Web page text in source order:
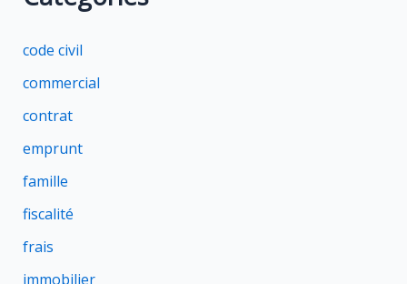
code civil
commercial
contrat
emprunt
famille
fiscalité
frais
immobilier